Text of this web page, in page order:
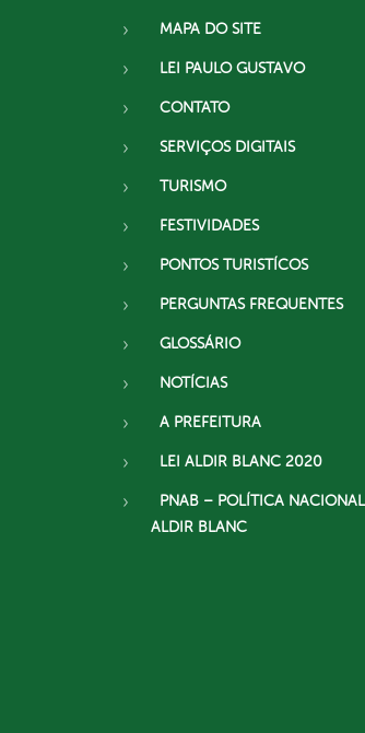
MAPA DO SITE
LEI PAULO GUSTAVO
CONTATO
SERVIÇOS DIGITAIS
TURISMO
FESTIVIDADES
PONTOS TURISTÍCOS
PERGUNTAS FREQUENTES
GLOSSÁRIO
NOTÍCIAS
A PREFEITURA
LEI ALDIR BLANC 2020
PNAB – POLÍTICA NACIONAL
ALDIR BLANC